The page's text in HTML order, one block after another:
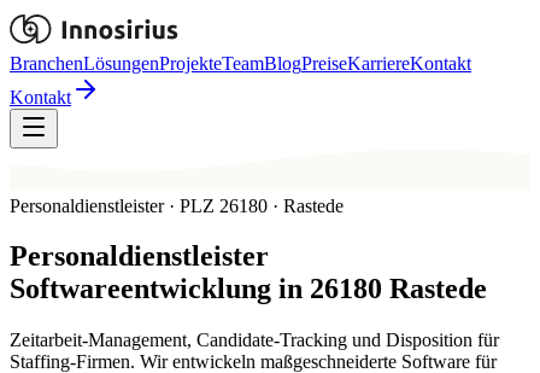
BranchenLösungenProjekteTeamBlogPreiseKarriereKontakt
Kontakt
Personaldienstleister · PLZ 26180 · Rastede
Personaldienstleister
Softwareentwicklung in 26180 Rastede
Zeitarbeit-Management, Candidate-Tracking und Disposition für
Staffing-Firmen. Wir entwickeln maßgeschneiderte Software für